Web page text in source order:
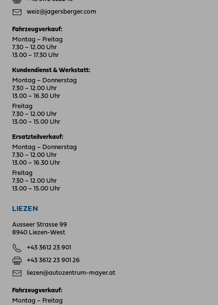
weiz@jagersberger.com
Fahrzeugverkauf:
Montag – Freitag
7.30 – 12.00 Uhr
13.00 – 17.30 Uhr
Kundendienst & Werkstatt:
Montag – Donnerstag
7.30 – 12.00 Uhr
13.00 – 16.30 Uhr
Freitag
7.30 – 12.00 Uhr
13.00 – 15.00 Uhr
Ersatzteilverkauf:
Montag – Donnerstag
7.30 – 12.00 Uhr
13.00 – 16.30 Uhr
Freitag
7.30 – 12.00 Uhr
13.00 – 15.00 Uhr
LIEZEN
Ausseer Strasse 99
8940 Liezen-West
+43 3612 23 901
+43 3612 23 901 26
liezen@autozentrum-mayer.at
Fahrzeugverkauf:
Montag – Freitag